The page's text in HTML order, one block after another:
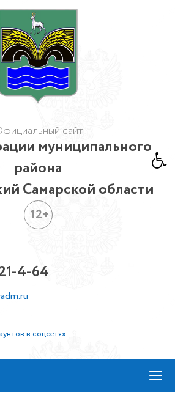
сайт
муниципального
района
Самарской области
12+
4-64
в соцсетях
≡